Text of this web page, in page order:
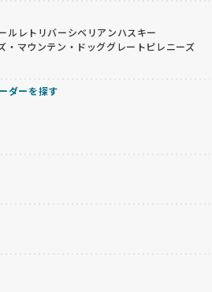
ルレトリバーシベリアンハスキー
・マウンテン・ドッググレートピレニーズ
ダーを探す